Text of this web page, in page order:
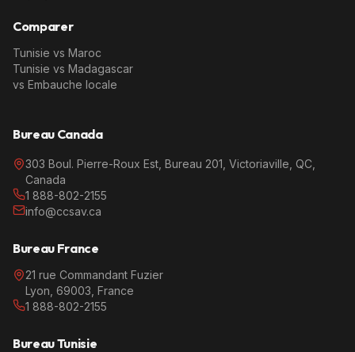
Comparer
Tunisie vs Maroc
Tunisie vs Madagascar
vs Embauche locale
Bureau Canada
303 Boul. Pierre-Roux Est, Bureau 201, Victoriaville, QC,
Canada
1 888-802-2155
info@ccsav.ca
Bureau France
21 rue Commandant Fuzier
Lyon, 69003, France
1 888-802-2155
Bureau Tunisie